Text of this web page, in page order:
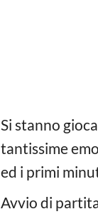
Si stanno
tantissime
ed i primi
Avvio di